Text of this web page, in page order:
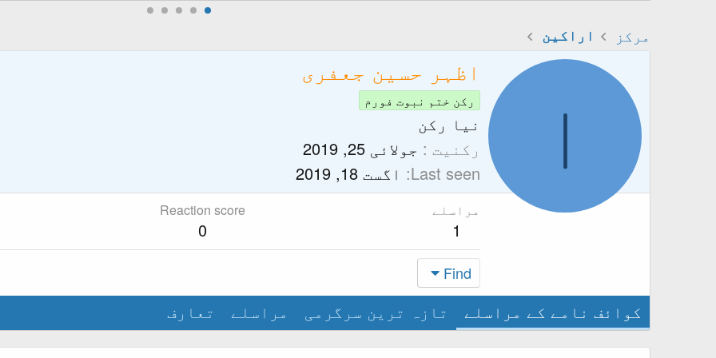
مرکز اراکین
ا
اظہر حسین جعفری
رکن ختم نبوت فورم
نیا رکن
رکنیت
جولائی 25, 2019
Last seen
اگست 18, 2019
مراسلے
1
Reaction score
0
Find
کوائف نامے کے مراسلے تازہ ترین سرگرمی مراسلے تعارف